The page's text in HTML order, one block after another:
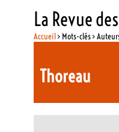
La Revue
Accueil> Mots-clés >
Thoreau